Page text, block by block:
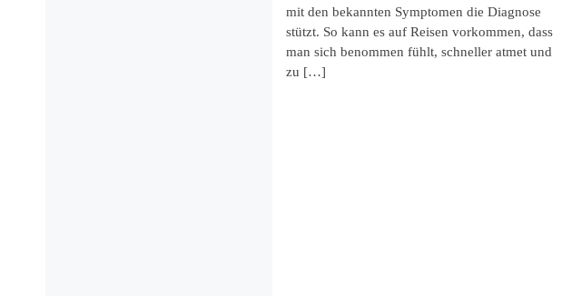
mit den bekannten Symptomen die Diagnose
stützt. So kann es auf Reisen vorkommen, dass
man sich benommen fühlt, schneller atmet und
zu […]